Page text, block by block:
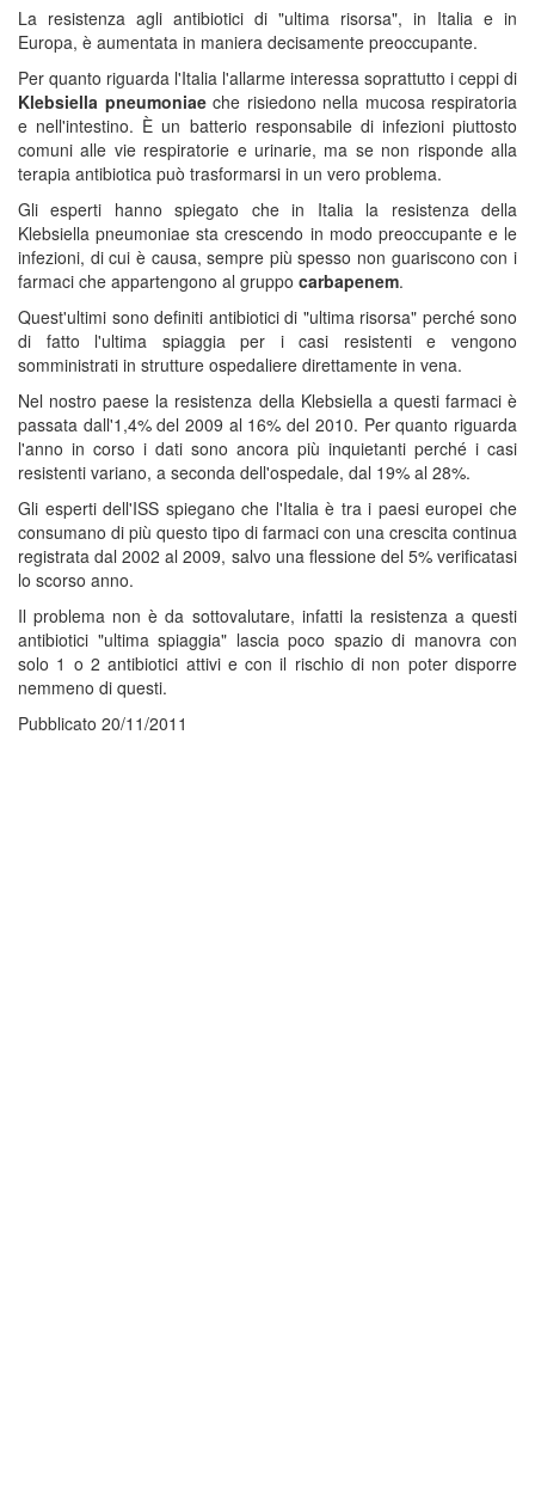
La resistenza agli antibiotici di "ultima risorsa", in Italia e in
Europa, è aumentata in maniera decisamente preoccupante.
Per quanto riguarda l'Italia l'allarme interessa soprattutto i ceppi di
Klebsiella pneumoniaeche risiedono nella mucosa respiratoria
e nell'intestino. È un batterio responsabile di infezioni piuttosto
comuni alle vie respiratorie e urinarie, ma se non risponde alla
terapia antibiotica può trasformarsi in un vero problema.
Gli esperti hanno spiegato che in Italia la resistenza della
Klebsiella pneumoniae sta crescendo in modo preoccupante e le
infezioni, di cui è causa, sempre più spesso non guariscono con i
farmaci che appartengono al gruppo carbapenem.
Quest'ultimi sono definiti antibiotici di "ultima risorsa" perché sono
di fatto l'ultima spiaggia per i casi resistenti e vengono
somministrati in strutture ospedaliere direttamente in vena.
Nel nostro paese la resistenza della Klebsiella a questi farmaci è
passata dall'1,4% del 2009 al 16% del 2010. Per quanto riguarda
l'anno in corso i dati sono ancora più inquietanti perché i casi
resistenti variano, a seconda dell'ospedale, dal 19% al 28%.
Gli esperti dell'ISS spiegano che l'Italia è tra i paesi europei che
consumano di più questo tipo di farmaci con una crescita continua
registrata dal 2002 al 2009, salvo una flessione del 5% verificatasi
lo scorso anno.
Il problema non è da sottovalutare, infatti la resistenza a questi
antibiotici "ultima spiaggia" lascia poco spazio di manovra con
solo 1 o 2 antibiotici attivi e con il rischio di non poter disporre
nemmeno di questi.
Pubblicato 20/11/2011